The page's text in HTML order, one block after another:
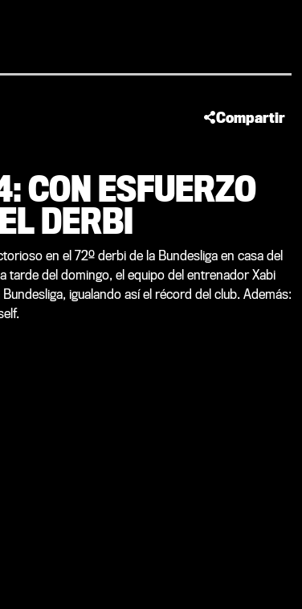
Compartir
CON ESFUERZO
DERBI
en el 72º derbi de la Bundesliga en casa del
tarde del domingo, el equipo del entrenador Xabi
igualando así el récord del club. Además: